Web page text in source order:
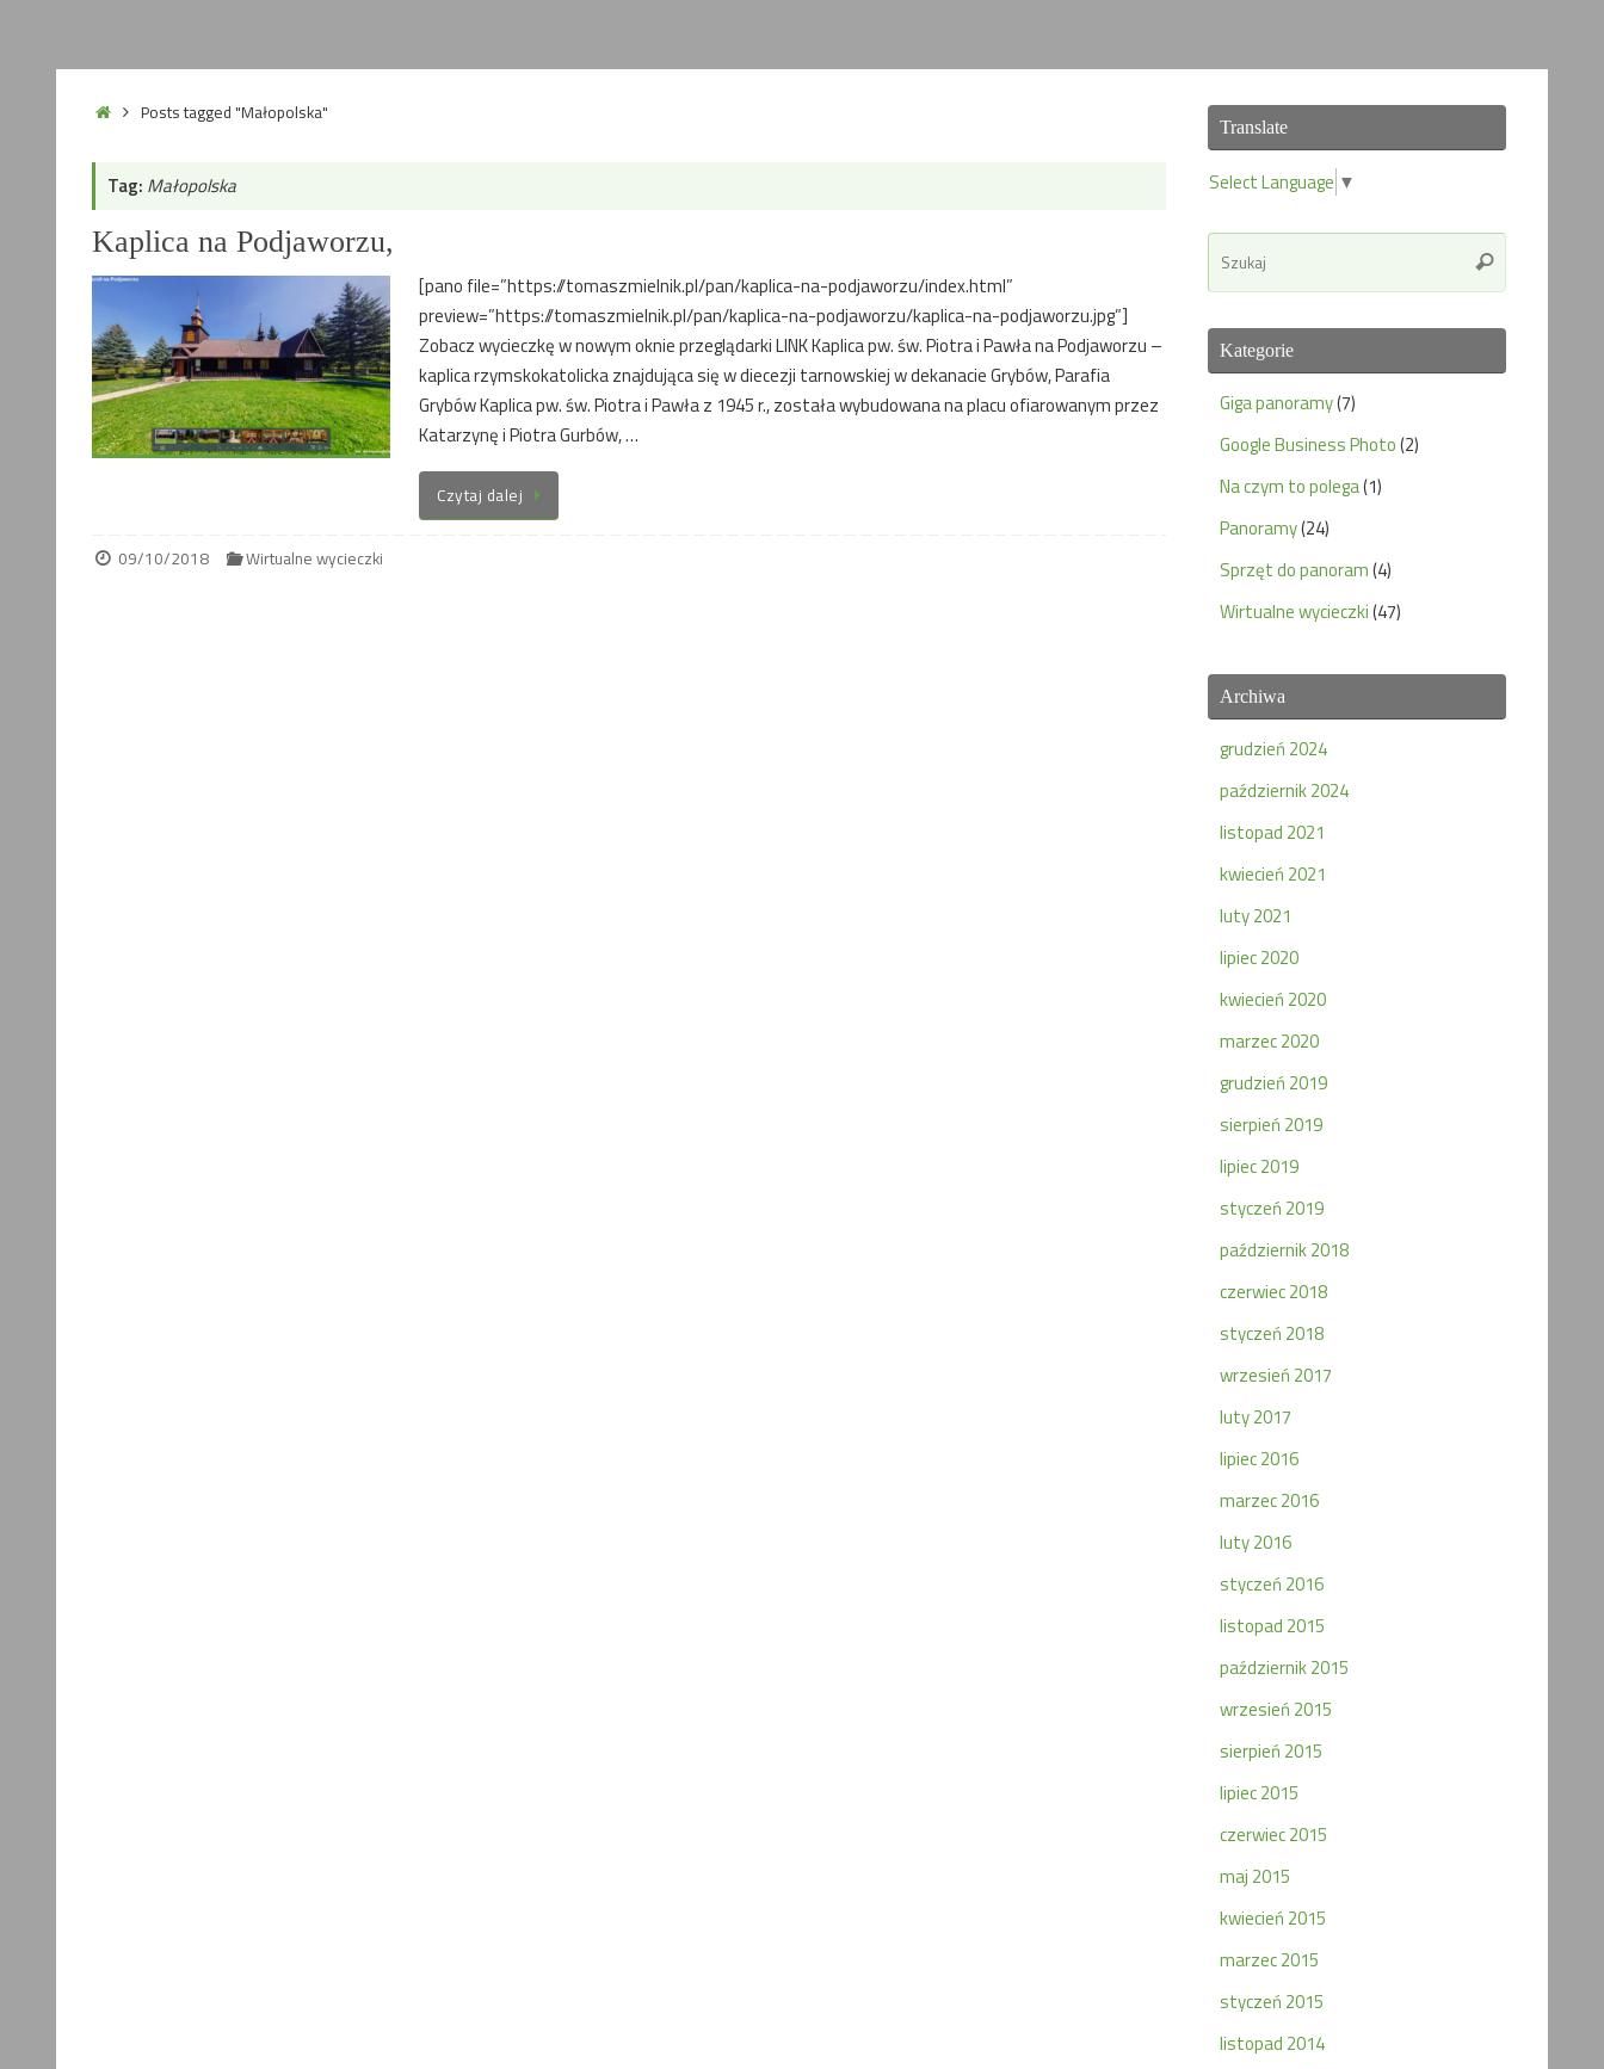
HomePosts tagged "Małopolska"
Tag: Małopolska
Kaplica na Podjaworzu,
[pano file=”https://tomaszmielnik.pl/pan/kaplica-na-podjaworzu/index.html”
preview=”https://tomaszmielnik.pl/pan/kaplica-na-podjaworzu/kaplica-na-podjaworzu.jpg”]
Zobacz wycieczkę w nowym oknie przeglądarki LINK Kaplica pw. św. Piotra i Pawła na Podjaworzu –
kaplica rzymskokatolicka znajdująca się w diecezji tarnowskiej w dekanacie Grybów, Parafia
Grybów Kaplica pw. św. Piotra i Pawła z 1945 r., została wybudowana na placu ofiarowanym przez
Katarzynę i Piotra Gurbów, …
Czytaj dalej
09/10/2018 Wirtualne wycieczki
Translate
Select Language ▼
Szukaj
Kategorie
Giga panoramy(7)
Google Business Photo(2)
Na czym to polega(1)
Panoramy(24)
Sprzęt do panoram(4)
Wirtualne wycieczki(47)
Archiwa
grudzień 2024
październik 2024
listopad 2021
kwiecień 2021
luty 2021
lipiec 2020
kwiecień 2020
marzec 2020
grudzień 2019
sierpień 2019
lipiec 2019
styczeń 2019
październik 2018
czerwiec 2018
styczeń 2018
wrzesień 2017
luty 2017
lipiec 2016
marzec 2016
luty 2016
styczeń 2016
listopad 2015
październik 2015
wrzesień 2015
sierpień 2015
lipiec 2015
czerwiec 2015
maj 2015
kwiecień 2015
marzec 2015
styczeń 2015
listopad 2014